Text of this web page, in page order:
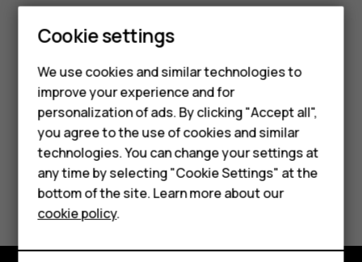
Smartphones
Feature phones
Phones for kids
Accessories
HMD Terra M
For business
Tablets
संदेश का विषय और फिर मेल टाइप करें.
sendपर टैप करें.
Did you find this helpful?
Cookie settings
We use cookies and similar technologies to
improve your experience and for
personalization of ads. By clicking "Accept all",
you agree to the use of cookies and similar
technologies. You can change your settings at
any time by selecting "Cookie Settings" at the
bottom of the site. Learn more about our
cookie policy.